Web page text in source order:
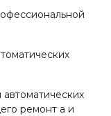
ремонт а и